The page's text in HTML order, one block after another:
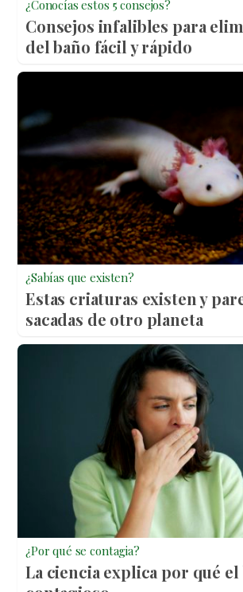
¿Conocías estos 5 consejos?
Consejos infalibles para
del baño fácil y rápido
¿Sabías que existen?
Estas criaturas existen y
sacadas de otro planeta
¿Por qué se contagia?
La ciencia explica por qué el